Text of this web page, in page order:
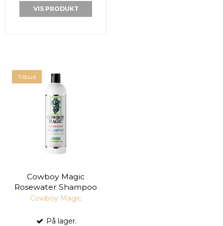
VIS PRODUKT
Tilbud
Cowboy Magic
Rosewater Shampoo
Cowboy Magic
På lager.